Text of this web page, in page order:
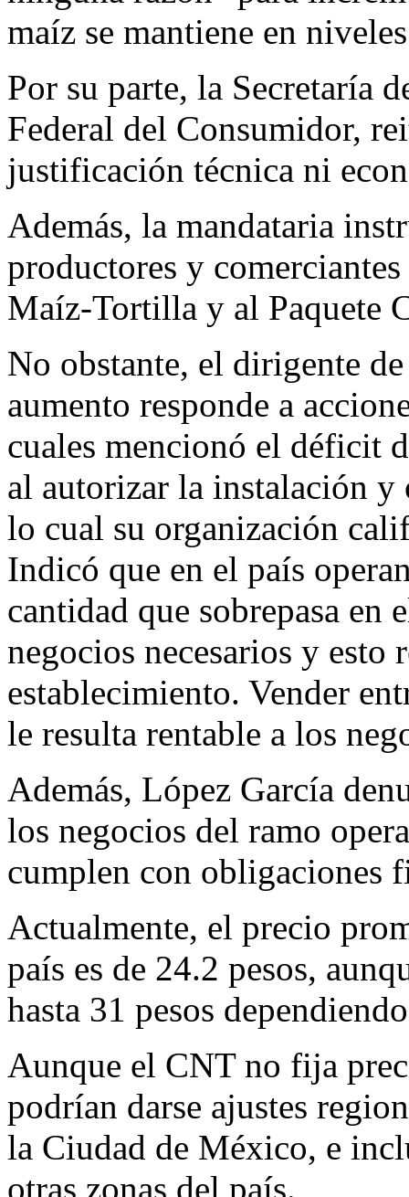
maíz se mantiene en
Por su parte, la Secretaría
Federal del Consumidor,
justificación técnica ni
Además, la mandataria
productores y
Maíz-Tortilla y al Paquete
No obstante, el dirigente
aumento responde a
cuales mencionó el déficit
al autorizar la instalación
lo cual su organización
Indicó que en el país
cantidad que sobrepasa en
negocios necesarios y esto
establecimiento. Vender
le resulta rentable a los
Además, López García
los negocios del ramo
cumplen con obligaciones
Actualmente, el precio
país es de 24.2 pesos,
hasta 31 pesos
Aunque el CNT no fija
podrían darse ajustes
la Ciudad de México, e
otras zonas del país.